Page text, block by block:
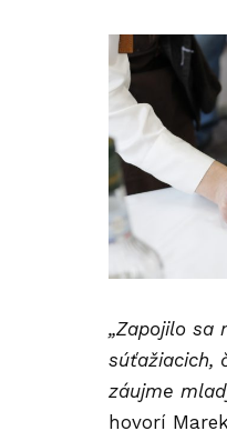
„Zapojilo sa
súťažiacich,
záujme
hovorí